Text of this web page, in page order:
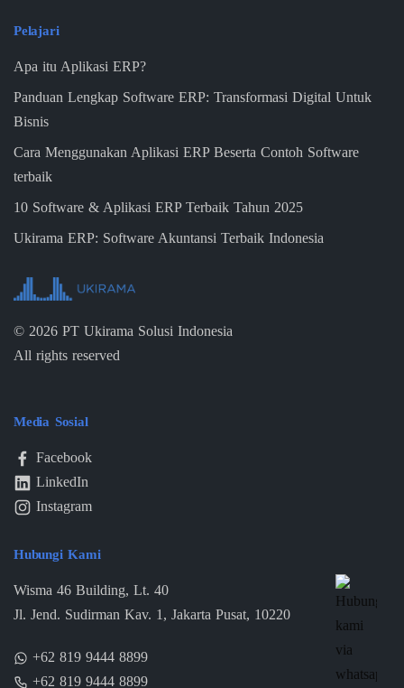
Pelajari
Apa itu Aplikasi ERP?
Panduan Lengkap Software ERP: Transformasi Digital Untuk
Bisnis
Cara Menggunakan Aplikasi ERP Beserta Contoh Software
terbaik
10 Software & Aplikasi ERP Terbaik Tahun 2025
Ukirama ERP: Software Akuntansi Terbaik Indonesia
© 2026 PT Ukirama Solusi Indonesia
All rights reserved
Media Sosial
Facebook
LinkedIn
Instagram
Hubungi Kami
Wisma 46 Building, Lt. 40
Jl. Jend. Sudirman Kav. 1, Jakarta Pusat, 10220
+62 819 9444 8899
+62 819 9444 8899